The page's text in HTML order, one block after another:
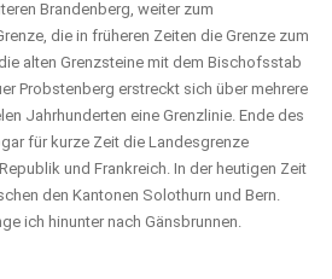
Brandenberg, weiter zum
die in früheren Zeiten die Grenze zum
alten Grenzsteine mit dem Bischofsstab
Probstenberg erstreckt sich über mehrere
Jahrhunderten eine Grenzlinie. Ende des
für kurze Zeit die Landesgrenze
und Frankreich. In der heutigen Zeit
den Kantonen Solothurn und Bern.
ich hinunter nach Gänsbrunnen.